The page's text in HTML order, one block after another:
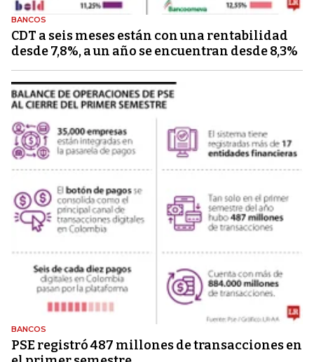
BANCOS
CDT a seis meses están con una rentabilidad
desde 7,8%, a un año se encuentran desde 8,3%
BANCOS
PSE registró 487 millones de transacciones en